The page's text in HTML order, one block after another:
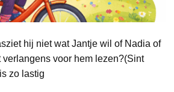
hij niet wat Jantje wil of Nadia of
voor hem lezen?(Sint
zo lastig